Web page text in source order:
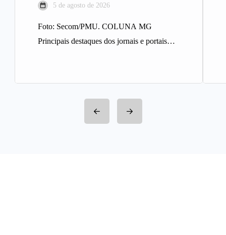
5 de agosto de 2026
Foto: Secom/PMU. COLUNA MG
Principais destaques dos jornais e portais